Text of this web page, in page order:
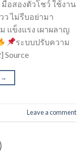
มือสองตัวโชว์ ใช้งาน
ว ไม่รีบอย่ามา
แข็งแรง เผาผลาญ
ระบบปรับความ
Source
→
Leave a comment